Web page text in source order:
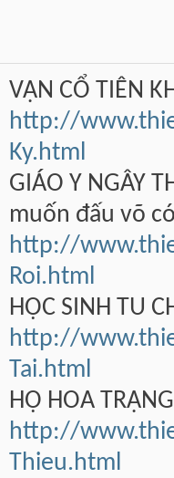
VẠN CỔ TIÊN
http://
Ky.html
GIÁO Y NGÂY
muốn đấu võ
http://
Roi.html
HỌC SINH TU
http://
Tai.html
HỘ HOA
http://
Thieu.html